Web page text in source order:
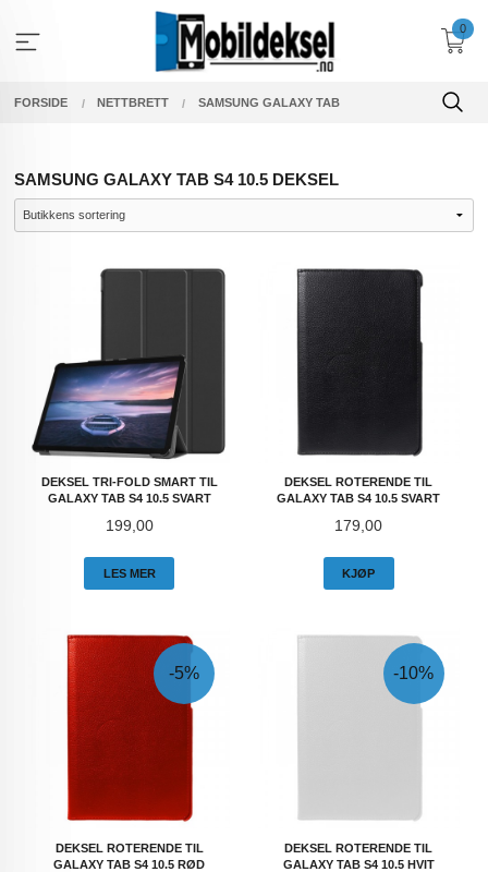
innholdet
0
FORSIDE NETTBRETT SAMSUNG GALAXY TAB
SAMSUNG GALAXY TAB S4 10.5 DEKSEL
DEKSEL TRI-FOLD SMART TIL
GALAXY TAB S4 10.5 SVART
Pris
199,00
LES MER
DEKSEL ROTERENDE TIL
GALAXY TAB S4 10.5 SVART
Pris
179,00
KJØP
DEKSEL ROTERENDE TIL
GALAXY TAB S4 10.5 RØD
-5%
DEKSEL ROTERENDE TIL
GALAXY TAB S4 10.5 HVIT
-10%